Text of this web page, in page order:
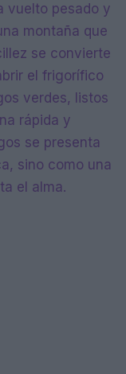
vuelto pesado y
montaña que
se convierte
el frigorífico
verdes, listos
rápida y
se presenta
sino como una
el alma.